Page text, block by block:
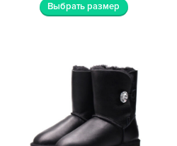
Выбрать размер